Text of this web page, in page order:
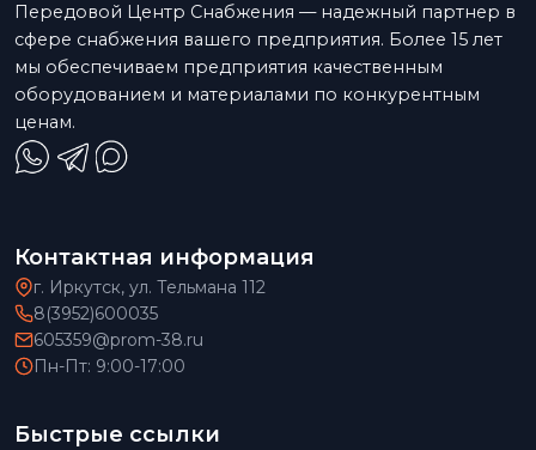
Передовой Центр Снабжения — надежный партнер в
сфере снабжения вашего предприятия. Более 15 лет
мы обеспечиваем предприятия качественным
оборудованием и материалами по конкурентным
ценам.
Контактная информация
г. Иркутск, ул. Тельмана 112
8(3952)600035
605359@prom-38.ru
Пн-Пт: 9:00-17:00
Быстрые ссылки